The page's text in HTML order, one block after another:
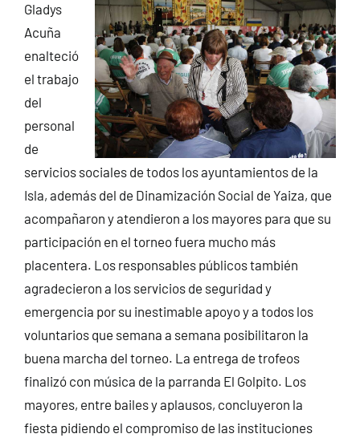
Gladys
Acuña
enalteció
el trabajo
del
personal
de
servicios sociales de todos los ayuntamientos de la
Isla, además del de Dinamización Social de Yaiza, que
acompañaron y atendieron a los mayores para que su
participación en el torneo fuera mucho más
placentera. Los responsables públicos también
agradecieron a los servicios de seguridad y
emergencia por su inestimable apoyo y a todos los
voluntarios que semana a semana posibilitaron la
buena marcha del torneo. La entrega de trofeos
finalizó con música de la parranda El Golpito. Los
mayores, entre bailes y aplausos, concluyeron la
fiesta pidiendo el compromiso de las instituciones